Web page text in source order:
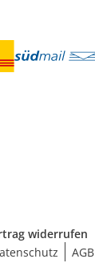
widerrufen
AGB